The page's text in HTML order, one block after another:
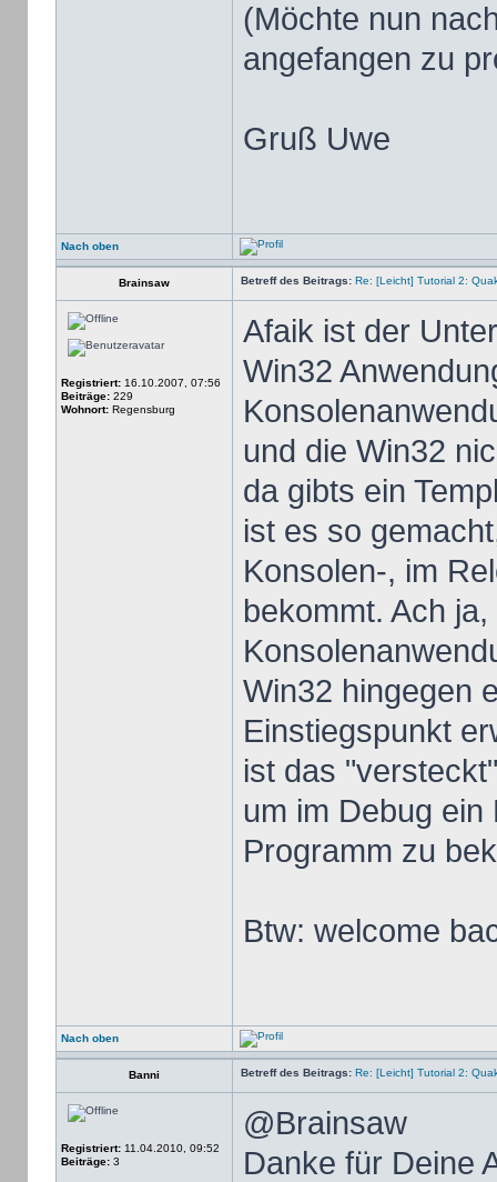
(Möchte nun
angefangen zu
Gruß Uwe
Nach oben
Brainsaw Betreff des Beitrags: Re: [Leicht] Tutorial 2:
Registriert:16.10.2007, 07:56
Beiträge:229
Wohnort:Regensburg
Afaik ist der
Win32
und die Win32
da gibts ein
ist es so
Konsolen-, im
bekommt. Ach
Win32 hingegen
Einstiegspunkt
ist das
um im Debug
Programm zu
Btw: welcome
Nach oben
Banni Betreff des Beitrags: Re: [Leicht] Tutorial 2:
Registriert:11.04.2010, 09:52
Beiträge:3
@Brainsaw
Danke für Deine